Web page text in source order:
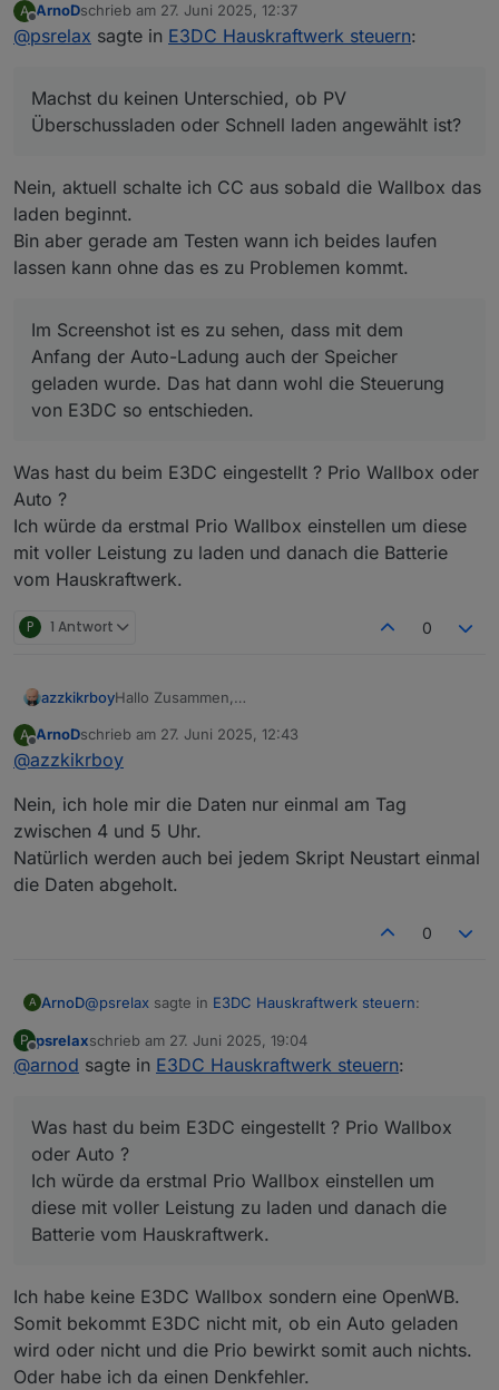
:-)
Heute wurde mein Auto per PV Überschuss geladen.
Leider wurde mein Akku vom Speicher zeitgleich
Überschussladen oder Schnell laden angewählt ist?
Leider habe ich keine Logs. Muss ich erst wieder
der Auto-Ladung auch der Speicher geladen wurde.
Das hat dann wohl die Steuerung von E3DC so
entschieden.
A
Offline
ArnoDschrieb am 27. Juni 2025, 12:37
zuletzt editiert von
@psrelax sagte in E3DC Hauskraftwerk steuern:
Machst du keinen Unterschied, ob PV
Überschussladen oder Schnell laden angewählt ist?
Nein, aktuell schalte ich CC aus sobald die Wallbox das
laden beginnt.
Bin aber gerade am Testen wann ich beides laufen
lassen kann ohne das es zu Problemen kommt.
Im Screenshot ist es zu sehen, dass mit dem
Anfang der Auto-Ladung auch der Speicher
geladen wurde. Das hat dann wohl die Steuerung
von E3DC so entschieden.
Was hast du beim E3DC eingestellt ? Prio Wallbox oder
Auto ?
Ich würde da erstmal Prio Wallbox einstellen um diese
mit voller Leistung zu laden und danach die Batterie
vom Hauskraftwerk.
P 1 Antwort 0
azzkikrboyHallo Zusammen,
zu viele Anfragen.
Auf der Webseite habe ich nun gesehen, dass von
@ ArnoD: muss das Script angepasst werden ?
A
Offline
ArnoDschrieb am 27. Juni 2025, 12:43
zuletzt editiert von
@azzkikrboy
Nein, ich hole mir die Daten nur einmal am Tag
zwischen 4 und 5 Uhr.
Natürlich werden auch bei jedem Skript Neustart einmal
die Daten abgeholt.
0
A ArnoD@psrelax sagte in E3DC Hauskraftwerk steuern:
Machst du keinen Unterschied, ob PV
laden beginnt.
Bin aber gerade am Testen wann ich beides laufen
lassen kann ohne das es zu Problemen kommt.
Im Screenshot ist es zu sehen, dass mit dem
Anfang der Auto-Ladung auch der Speicher
geladen wurde. Das hat dann wohl die Steuerung
von E3DC so entschieden.
Was hast du beim E3DC eingestellt ? Prio Wallbox oder
Ich würde da erstmal Prio Wallbox einstellen um diese
vom Hauskraftwerk.
P
Offline
psrelaxschrieb am 27. Juni 2025, 19:04
zuletzt editiert von
@arnod sagte in E3DC Hauskraftwerk steuern:
Was hast du beim E3DC eingestellt ? Prio Wallbox
oder Auto ?
Ich würde da erstmal Prio Wallbox einstellen um
diese mit voller Leistung zu laden und danach die
Batterie vom Hauskraftwerk.
Ich habe keine E3DC Wallbox sondern eine OpenWB.
Somit bekommt E3DC nicht mit, ob ein Auto geladen
wird oder nicht und die Prio bewirkt somit auch nichts.
Oder habe ich da einen Denkfehler.